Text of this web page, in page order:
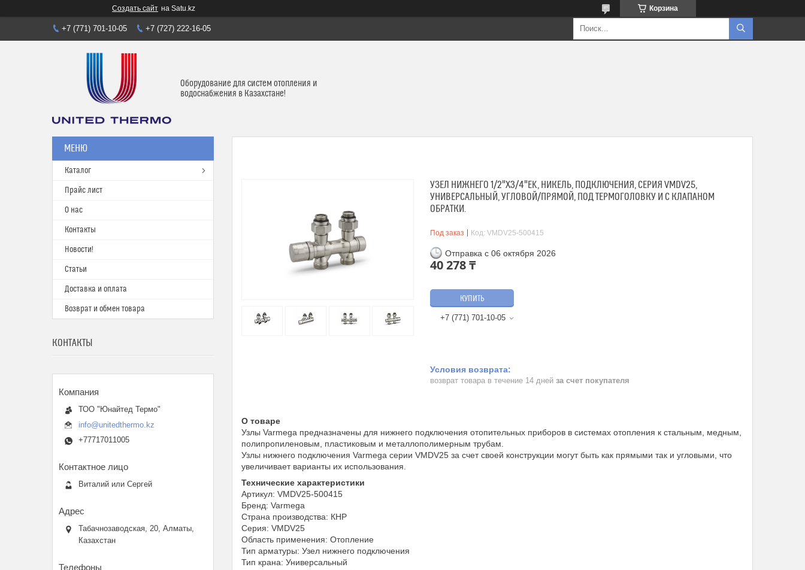
Создать сайт на Satu.kz Корзина
+7 (771) 701-10-05 +7 (727) 222-16-05
Оборудование для систем отопления и
водоснабжения в Казахстане!
УЗЕЛ НИЖНЕГО 1/2"Х3/4"EK, НИКЕЛЬ, ПОДКЛЮЧЕНИЯ, СЕРИЯ VMDV25,
УНИВЕРСАЛЬНЫЙ, УГЛОВОЙ/ПРЯМОЙ, ПОД ТЕРМОГОЛОВКУ И С КЛАПАНОМ
ОБРАТКИ.
Под заказ Код: VMDV25-500415
Отправка с 06 октября 2026
40 278 ₸
КУПИТЬ
+7 (771) 701-10-05
возврат товара в течение 14 дней за счет покупателя
О товаре
Узлы Varmega предназначены для нижнего подключения отопительных приборов в системах отопления к стальным, медным,
полипропиленовым, пластиковым и металлополимерным трубам.
Узлы нижнего подключения Varmega серии VMDV25 за счет своей конструкции могут быть как прямыми так и угловыми, что
увеличивает варианты их использования.
Технические характеристики
Артикул: VMDV25-500415
Бренд: Varmega
Страна производства: КНР
Серия: VMDV25
Область применения: Отопление
Тип арматуры: Узел нижнего подключения
Тип крана: Универсальный
Каталог
Прайс лист
О нас
Контакты
Новости!
Статьи
Доставка и оплата
Возврат и обмен товара
КОНТАКТЫ
ТОО "Юнайтед Термо"
info@unitedthermo.kz
+77717011005
Виталий или Сергей
Табачнозаводская, 20, Алматы,
Казахстан